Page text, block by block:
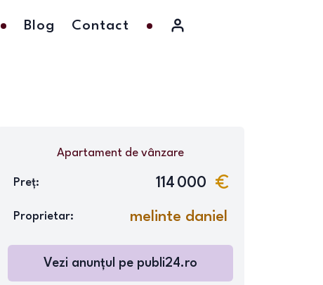
Blog Contact
Apartamentde vânzare
Preț: 114 000
Proprietar: melinte daniel
Vezi anunțul pe publi24.ro